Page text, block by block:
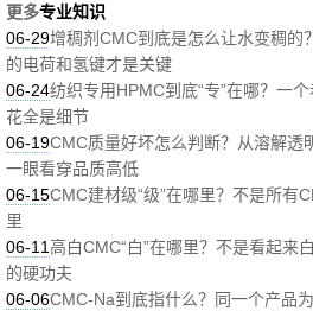
更多专业知识
06-29增稠剂CMC到底是怎么让水变稠的
的电荷和氢键才是关键
06-24纺织专用HPMC到底“专”在哪？一
花全是细节
06-19CMC质量好坏怎么判断？从溶解透
一眼看穿品质高低
06-15CMC建材级“级”在哪里？不是所有
里
06-11高白CMC“白”在哪里？不是看起来
的硬功夫
06-06CMC-Na到底指什么？同一个产品